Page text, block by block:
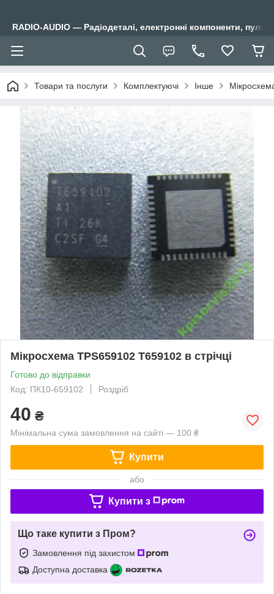
RADIO-AUDIO — Радіодеталі, електронні компоненти,
Товари та послуги Комплектуючі Інше
Мікросхема TPS659102 T659102 в стрічці
Готово до відправки
Код: ПК10-659102
Роздріб
40 ₴
Мінімальна сума замовлення на сайті — 100 ₴
Купити
або
Купити з
Що таке купити з Пром?
Замовлення під захистом
Доступна доставка